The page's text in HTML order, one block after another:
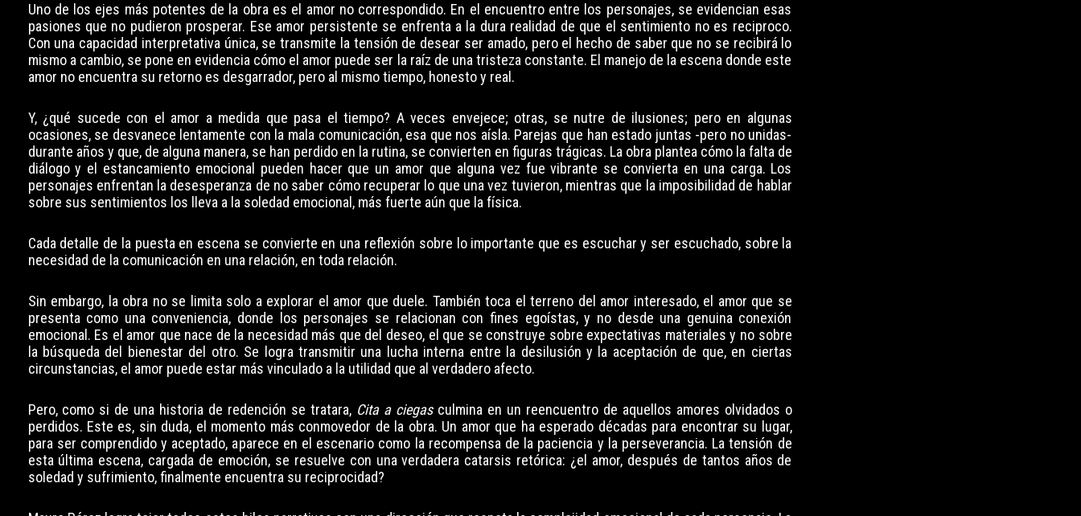
Uno de los ejes más potentes de la obra es el amor no correspondido. En el encuentro entre los personajes, se evidencian esas
pasiones que no pudieron prosperar. Ese amor persistente se enfrenta a la dura realidad de que el sentimiento no es reciproco.
Con una capacidad interpretativa única, se transmite la tensión de desear ser amado, pero el hecho de saber que no se recibirá lo
mismo a cambio, se pone en evidencia cómo el amor puede ser la raíz de una tristeza constante. El manejo de la escena donde este
amor no encuentra su retorno es desgarrador, pero al mismo tiempo, honesto y real.
Y, ¿qué sucede con el amor a medida que pasa el tiempo? A veces envejece; otras, se nutre de ilusiones; pero en algunas
ocasiones, se desvanece lentamente con la mala comunicación, esa que nos aísla. Parejas que han estado juntas -pero no unidas-
durante años y que, de alguna manera, se han perdido en la rutina, se convierten en figuras trágicas. La obra plantea cómo la falta de
diálogo y el estancamiento emocional pueden hacer que un amor que alguna vez fue vibrante se convierta en una carga. Los
personajes enfrentan la desesperanza de no saber cómo recuperar lo que una vez tuvieron, mientras que la imposibilidad de hablar
sobre sus sentimientos los lleva a la soledad emocional, más fuerte aún que la física.
Cada detalle de la puesta en escena se convierte en una reflexión sobre lo importante que es escuchar y ser escuchado, sobre la
necesidad de la comunicación en una relación, en toda relación.
Sin embargo, la obra no se limita solo a explorar el amor que duele. También toca el terreno del amor interesado, el amor que se
presenta como una conveniencia, donde los personajes se relacionan con fines egoístas, y no desde una genuina conexión
emocional. Es el amor que nace de la necesidad más que del deseo, el que se construye sobre expectativas materiales y no sobre
la búsqueda del bienestar del otro. Se logra transmitir una lucha interna entre la desilusión y la aceptación de que, en ciertas
circunstancias, el amor puede estar más vinculado a la utilidad que al verdadero afecto.
Pero, como si de una historia de redención se tratara, Cita a ciegasculmina en un reencuentro de aquellos amores olvidados o
perdidos. Este es, sin duda, el momento más conmovedor de la obra. Un amor que ha esperado décadas para encontrar su lugar,
para ser comprendido y aceptado, aparece en el escenario como la recompensa de la paciencia y la perseverancia. La tensión de
esta última escena, cargada de emoción, se resuelve con una verdadera catarsis retórica: ¿el amor, después de tantos años de
soledad y sufrimiento, finalmente encuentra su reciprocidad?